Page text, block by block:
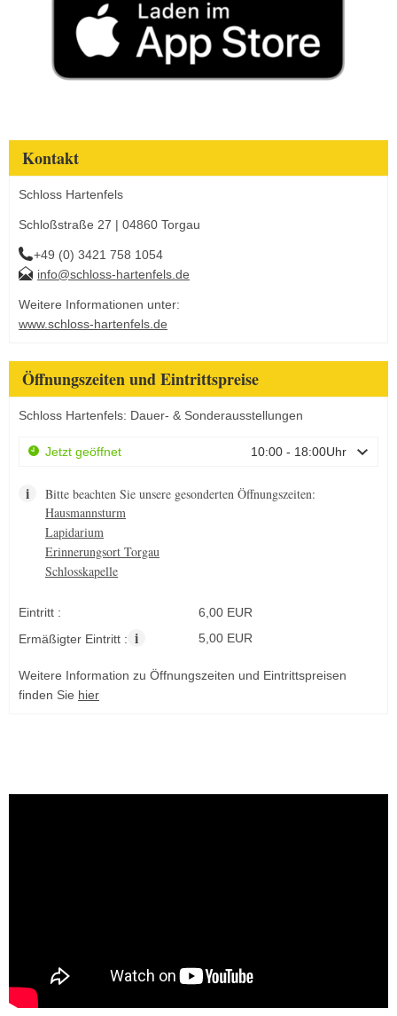
Kontakt
Schloss Hartenfels
Schloßstraße 27 | 04860 Torgau
+49 (0) 3421 758 1054
info@schloss-hartenfels.de
Weitere Informationen unter:
www.schloss-hartenfels.de
Öffnungszeiten und Eintrittspreise
Schloss Hartenfels: Dauer- & Sonderausstellungen
Jetzt geöffnet 10:00 - 18:00Uhr
Bitte beachten Sie unsere gesonderten Öffnungszeiten:
Hausmannsturm
Lapidarium
Erinnerungsort Torgau
Schlosskapelle
Eintritt :
6,00 EUR
Ermäßigter Eintritt : i 5,00 EUR
Weitere Information zu Öffnungszeiten und Eintrittspreisen
finden Sie hier